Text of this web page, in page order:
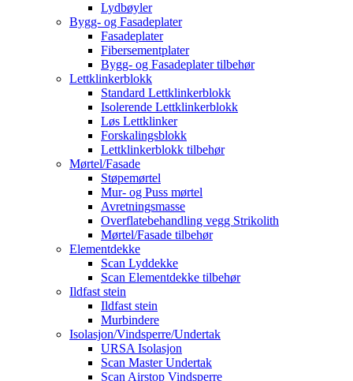
Lydbøyler
Bygg- og Fasadeplater
Fasadeplater
Fibersementplater
Bygg- og Fasadeplater tilbehør
Lettklinkerblokk
Standard Lettklinkerblokk
Isolerende Lettklinkerblokk
Løs Lettklinker
Forskalingsblokk
Lettklinkerblokk tilbehør
Mørtel/Fasade
Støpemørtel
Mur- og Puss mørtel
Avretningsmasse
Overflatebehandling vegg Strikolith
Mørtel/Fasade tilbehør
Elementdekke
Scan Lyddekke
Scan Elementdekke tilbehør
Ildfast stein
Ildfast stein
Murbindere
Isolasjon/Vindsperre/Undertak
URSA Isolasjon
Scan Master Undertak
Scan Airstop Vindsperre